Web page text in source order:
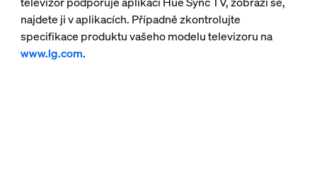
najdete ji v aplikacích. Případně zkontrolujte
specifikace produktu vašeho modelu televizoru na
www.lg.com.